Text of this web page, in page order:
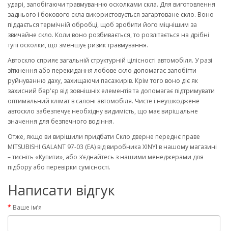
ударі, запобігаючи травмуванню осколками скла. Для виготовлення
заднього і бокового скла використовується загартоване скло. Воно
піддається термічній обробці, щоб зробити його міцнішим за
звичайне скло. Коли воно розбивається, то розлітається на дрібні
тупі осколки, що зменшує ризик травмування.
Автоскло сприяє загальній структурній цілісності автомобіля. У разі
зіткнення або перекидання лобове скло допомагає запобігти
руйнуванню даху, захищаючи пасажирів. Крім того воно діє як
захисний бар'єр від зовнішніх елементів та допомагає підтримувати
оптимальний клімат в салоні автомобіля. Чисте і неушкоджене
автоскло забезпечує необхідну видимість, що має вирішальне
значення для безпечного водіння.
Отже, якщо ви вирішили придбати Скло дверне переднє праве
MITSUBISHI GALANT 97-03 (EA) від виробника XINYI в нашому магазині
– тисніть «Купити», або з’єднайтесь з нашими менеджерами для
підбору або перевірки сумісності.
Написати відгук
Ваше ім’я